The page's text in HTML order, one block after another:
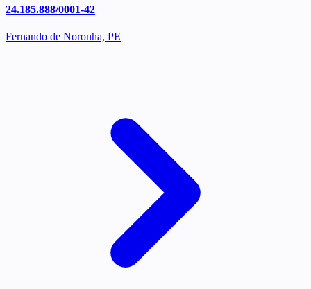
24.185.888/0001-42
Fernando de Noronha, PE